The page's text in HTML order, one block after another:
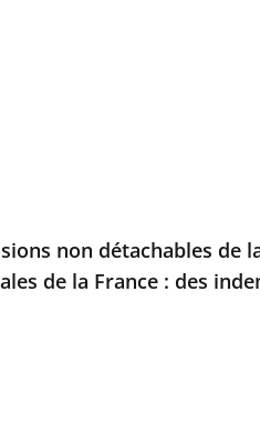
non détachables de
de la France : des